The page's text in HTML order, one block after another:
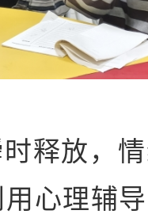
释放，
心理辅